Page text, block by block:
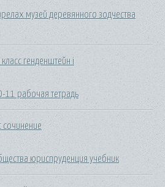
музей деревянного зодчества
генденштейн i
11 рабочая тетрадь
сочинение
юриспруденция учебник